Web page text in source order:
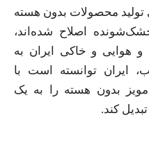
تولید محصولات بدون هسته
اصلاح شده‌اند،
هوایی و خاکی ایران به
ایران توانسته است با
مویز بدون هسته را به یک
کند.